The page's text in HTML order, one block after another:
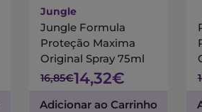
Jungle
Jungle Formula
Proteção Maxima
Original Spray 75ml
16,85€14,32€
Adicionar ao Carrinho